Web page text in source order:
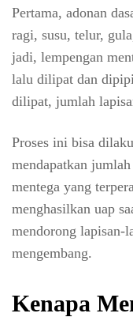
Pertama, adonan
ragi, susu, telur,
jadi, lempengan
lalu dilipat dan
dilipat, jumlah
Proses ini bisa
mendapatkan
mentega yang
menghasilkan uap
mendorong lapisan-
mengembang.
Kenapa